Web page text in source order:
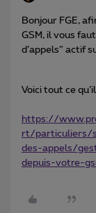
Bonjour FGE,
GSM, il vous
d’appels” actif
Voici tout ce
https://
rt/particuliers/
des-appels/
depuis-votre-